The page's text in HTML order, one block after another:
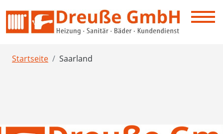
Startseite Saarland